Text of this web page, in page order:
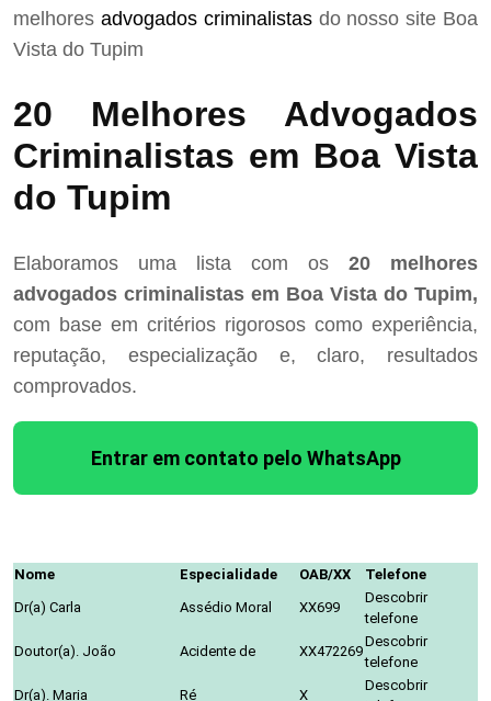
melhores advogados criminalistasdo nosso site Boa
Vista do Tupim
20 Melhores Advogados
Criminalistas em Boa Vista
do Tupim
Elaboramos uma lista com os 20 melhores
advogados criminalistas em Boa Vista do Tupim,
com base em critérios rigorosos como experiência,
reputação, especialização e, claro, resultados
comprovados.
Entrar em contato pelo WhatsApp
Nome Especialidade OAB/XX
Telefone
Dr(a) Carla
Assédio Moral XX699
Descobrir
telefone
Doutor(a). João
Acidente de XX472269
Descobrir
telefone
Dr(a). Maria
Ré X
Descobrir